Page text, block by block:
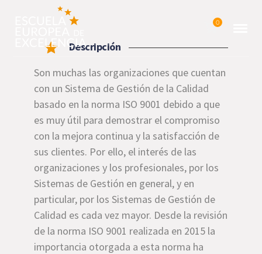
0
Descripción
Son muchas las organizaciones que cuentan
con un Sistema de Gestión de la Calidad
basado en la norma ISO 9001 debido a que
es muy útil para demostrar el compromiso
con la mejora continua y la satisfacción de
sus clientes. Por ello, el interés de las
organizaciones y los profesionales, por los
Sistemas de Gestión en general, y en
particular, por los Sistemas de Gestión de
Calidad es cada vez mayor. Desde la revisión
de la norma ISO 9001 realizada en 2015 la
importancia otorgada a esta norma ha